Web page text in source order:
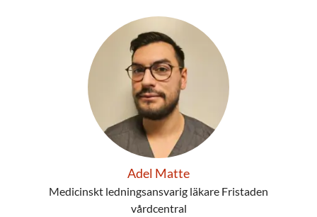
Adel Matte
Medicinskt ledningsansvarig läkare Fristaden
vårdcentral